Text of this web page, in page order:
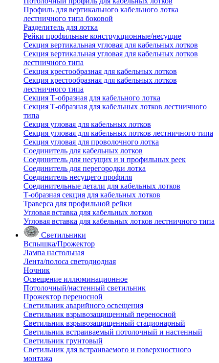
Профиль для вертикального кабельного лотка
лестничного типа боковой
Разделитель для лотка
Рейки профильные конструкционные/несущие
Секция вертикальная угловая для кабельных лотков
Секция вертикальная угловая для кабельных лотков
лестничного типа
Секция крестообразная для кабельных лотков
Секция крестообразная для кабельных лотков
лестничного типа
Секция Т-образная для кабельного лотка
Секция Т-образная для кабельных лотков лестничного
типа
Секция угловая для кабельных лотков
Секция угловая для кабельных лотков лестничного типа
Секция угловая для проволочного лотка
Соединитель для кабельных лотков
Соединитель для несущих и и профильных реек
Соединитель для перегородки лотка
Соединитель несущего профиля
Соединительные детали для кабельных лотков
Т-образная секция для кабельных лотков
Траверса для профильной рейки
Угловая вставка для кабельных лотков
Угловая вставка для кабельных лотков лестничного типа
Светильники
Вспышка/Прожектор
Лампа настольная
Лента/полоса светодиодная
Ночник
Освещение иллюминационное
Потолочный/настенный светильник
Прожектор переносной
Светильник аварийного освещения
Светильник взрывозащищенный переносной
Светильник взрывозащищенный стационарный
Светильник встраиваемый потолочный и настенный
Светильник грунтовый
Светильник для встраиваемого и поверхностного
монтажа